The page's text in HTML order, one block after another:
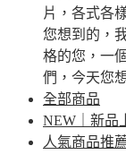
片，各式各
您想到的，
格的您，一
們，今天您
全部商品
NEW｜新品
人氣商品推